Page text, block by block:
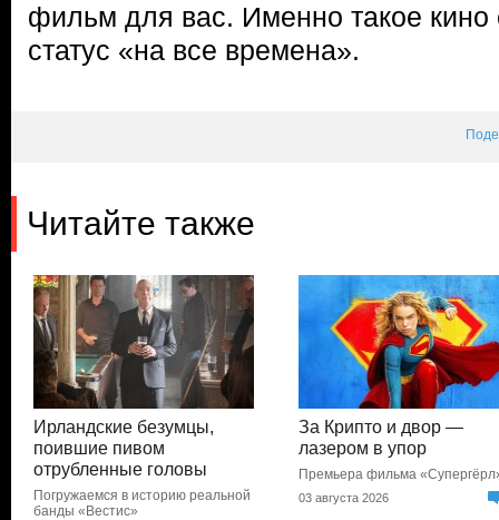
фильм для вас. Именно такое кино
статус «на все времена».
Читайте также
Ирландские безумцы,
поившие пивом
отрубленные головы
Погружаемся в историю реальной
банды «Вестис»
За Крипто и двор —
лазером в упор
Премьера фильма
03 августа 2026